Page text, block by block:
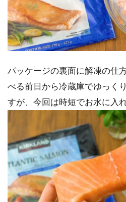
パッケージの裏面に解凍の仕
べる前日から冷蔵庫でゆっく
すが、今回は時短でお水に入